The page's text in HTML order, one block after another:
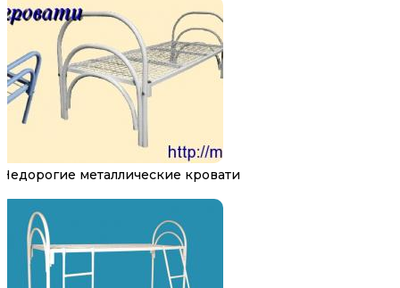
Недорогие металлические кровати